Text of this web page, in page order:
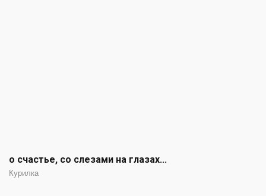
о счастье, со слезами на глазах...
Курилка